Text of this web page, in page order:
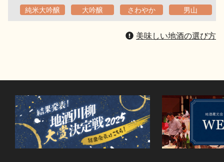
純米大吟醸 大吟醸 さわやか 男山
美味しい地酒の選び方